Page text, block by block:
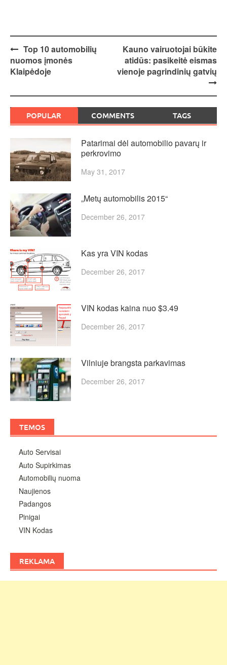
Post
navigation
Top 10 automobilių
nuomos įmonės
Klaipėdoje
Kauno vairuotojai būkite
atidūs: pasikeitė eismas
vienoje pagrindinių gatvių
POPULAR COMMENTS TAGS
Patarimai dėl automobilio pavarų ir
perkrovimo
May 31, 2017
„Metų automobilis 2015“
December 26, 2017
Kas yra VIN kodas
December 26, 2017
VIN kodas kaina nuo $3.49
December 26, 2017
Vilniuje brangsta parkavimas
December 26, 2017
TEMOS
Auto Servisai
Auto Supirkimas
Automobilių nuoma
Naujienos
Padangos
Pinigai
VIN Kodas
REKLAMA